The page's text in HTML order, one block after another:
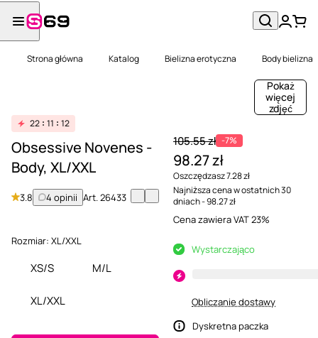
Strona główna Katalog Bielizna erotyczna Body bielizna
Pokaż
więcej
zdjęć
22 11 12
Obsessive Novenes -
Body, XL/XXL
3.8 4 opinii Art.26433
Rozmiar: XL/XXL
XS/S M/L
XL/XXL
105.55 zł -7%
98.27 zł
Oszczędzasz 7.28 zł
Najniższa cena w ostatnich 30
dniach - 98.27 zł
Cena zawiera VAT 23%
Wystarczająco
Obliczanie dostawy
Dyskretna paczka